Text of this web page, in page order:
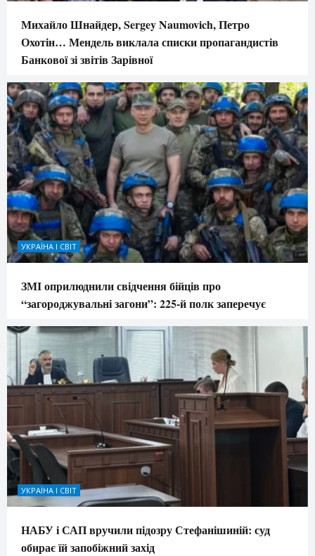
Михайло Шнайдер, Sergey Naumovich, Петро
Охотін… Мендель виклала списки пропагандистів
Банкової зі звітів Зарівної
УКРАЇНА І СВІТ
ЗМІ оприлюднили свідчення бійців про
“загороджувальні загони”: 225-й полк заперечує
УКРАЇНА І СВІТ
НАБУ і САП вручили підозру Стефанішиній: суд
обирає їй запобіжний захід